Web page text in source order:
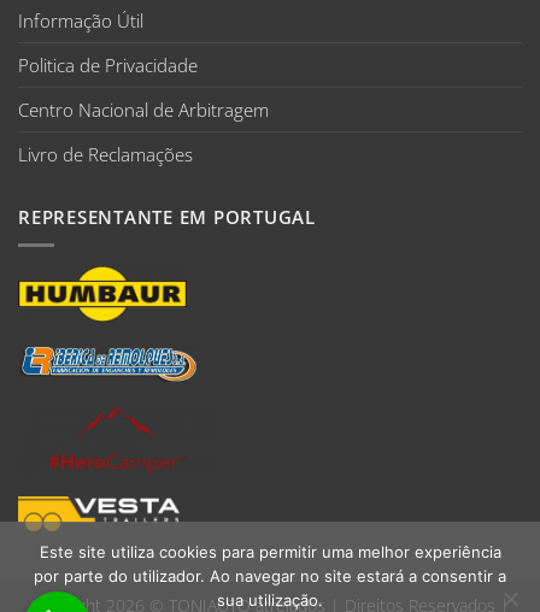
Informação Útil
Politica de Privacidade
Centro Nacional de Arbitragem
Livro de Reclamações
REPRESENTANTE EM PORTUGAL
Copyright 2026 © TONIAUTO atrelados | Direitos Reservados |
Este site utiliza cookies para permitir uma melhor experiência
por parte do utilizador. Ao navegar no site estará a consentir a
sua utilização.